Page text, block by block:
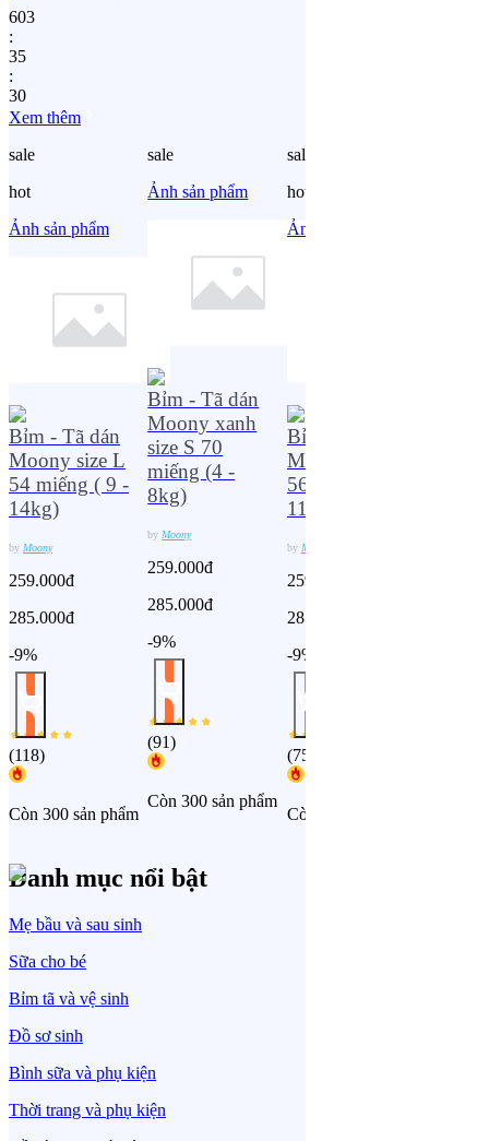
603
:
35
:
29
Xem thêm
sale
hot
Ảnh sản phẩm
Bỉm - Tã dán
Moony size L
54 miếng ( 9 -
14kg)
by Moony
259.000đ
285.000đ
-9%
(118)
Còn 300 sản phẩm
sale
Ảnh sản phẩm
Bỉm - Tã dán
Moony xanh
size S 70
miếng (4 -
8kg)
by Moony
259.000đ
285.000đ
-9%
(91)
Còn 300 sản phẩm
sale
hot
Ảnh sản phẩm
Bỉm - Tã dán
Moony size M
56 miếng (6 -
11kg)
by Moony
259.000đ
285.000đ
-9%
(75
Còn 299 sản phẩm
Danh mục nổi bật
Mẹ bầu và sau sinh
Sữa cho bé
Bỉm tã và vệ sinh
Đồ sơ sinh
Bình sữa và phụ kiện
Thời trang và phụ kiện